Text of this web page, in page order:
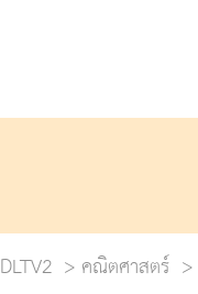
DLTV2 คณิตศาสตร์